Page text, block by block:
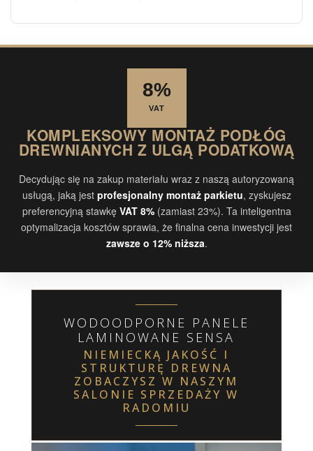
8%
VAT
KOMPLEKSOWY MONTAŻ PODŁÓG
DREWNIANYCH Z ULGĄ PODATKOWĄ
Decydując się na zakup materiału wraz z naszą autoryzowaną
usługą, jaką jest profesjonalny montaż parkietu, zyskujesz
preferencyjną stawkę VAT 8%(zamiast 23%). Ta inteligentna
optymalizacja kosztów sprawia, że finalna cena inwestycji jest
zawsze o 12% niższa.
WODOODPORNE PANELE
LAMINOWANE SENSA
NIEMIECKĄ JAKOŚĆ I
STRUKTURĘ DREWNA
ZOBACZYSZ W NASZYM
SALONIE SPRZEDAŻY W
RADOMIU